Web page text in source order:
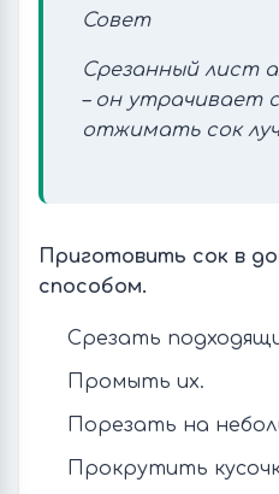
Совет
Срезанный лист
– он утрачивает
отжимать сок
Приготовить сок в
способом.
Срезать
Промыть их.
Порезать на
Прокрутить